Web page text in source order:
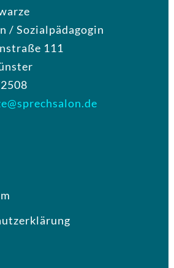
/ Sozialpädagogin
111